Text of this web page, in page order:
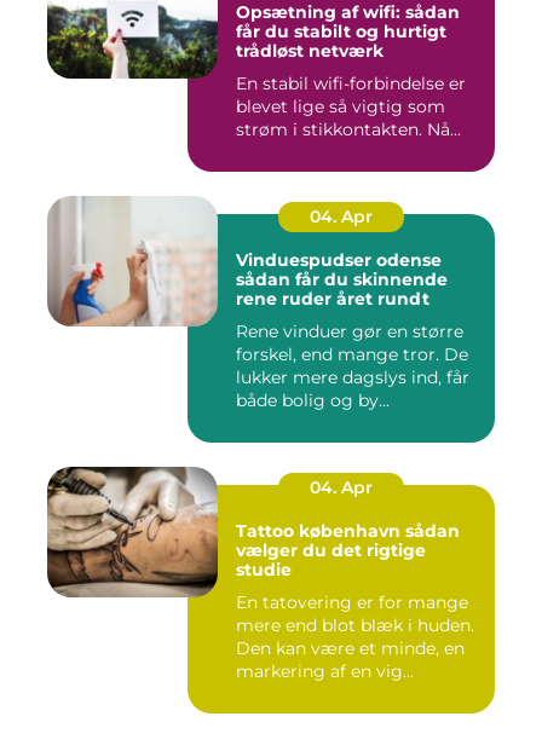
Opsætning af wifi: sådan
får du stabilt og hurtigt
trådløst netværk
En stabil wifi-forbindelse er
blevet lige så vigtig som
strøm i stikkontakten. Nå...
04. Apr
Vinduespudser odense
sådan får du skinnende
rene ruder året rundt
Rene vinduer gør en større
forskel, end mange tror. De
lukker mere dagslys ind, får
både bolig og by...
04. Apr
Tattoo københavn sådan
vælger du det rigtige
studie
En tatovering er for mange
mere end blot blæk i huden.
Den kan være et minde, en
markering af en vig...